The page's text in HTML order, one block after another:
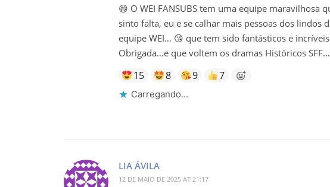
😄 O WEI FANSUBS tem uma equipe maravilhosa
sinto falta, eu e se calhar mais pessoas dos lindos
equipe WEI… 😘 que tem sido fantásticos e
Obrigada…e que voltem os dramas Históricos
15 8 9 7
Carregando...
LIA ÁVILA
12 DE MAIO DE 2025 AT 21:17